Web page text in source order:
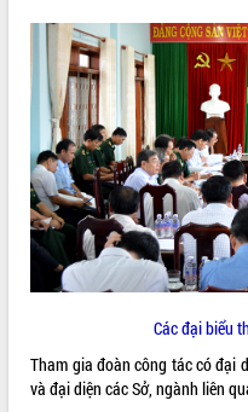
THÔNG TIN CHỈ ĐẠO ĐIỀU HÀNH
HỆ THỐNG VĂN BẢN
VĂN BẢN HĐND TỈNH
ĐIỂM TIN VĂN BẢN
QUY HOẠCH - KẾ HOẠCH
Các đại biểu
Tham gia đoàn công tác có đại
và đại diện các Sở, ngành liên